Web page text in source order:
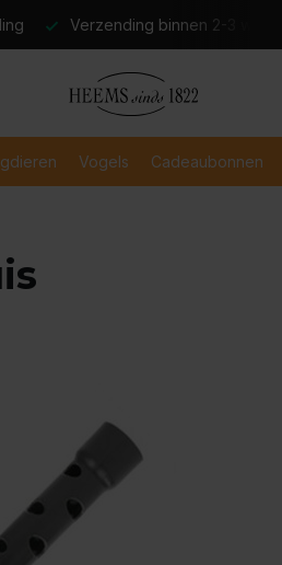
Verzending binnen 2-3
Vogels Cadeaubonnen